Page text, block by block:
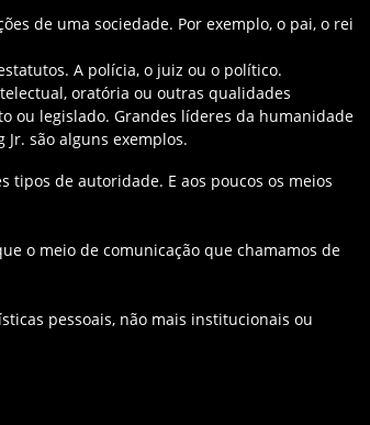
de uma sociedade. Por exemplo, o pai, o rei
A polícia, o juiz ou o político.
oratória ou outras qualidades
ou legislado. Grandes líderes da humanidade
são alguns exemplos.
tipos de autoridade. E aos poucos os meios
o meio de comunicação que chamamos de
pessoais, não mais institucionais ou